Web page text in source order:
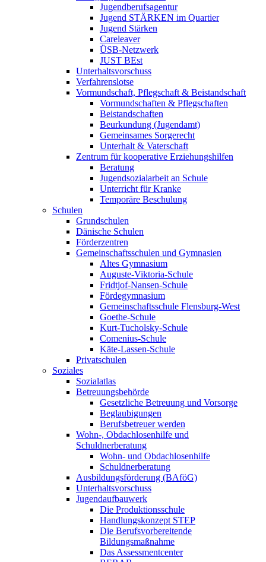
Jugendberufsagentur
Jugend STÄRKEN im Quartier
Jugend Stärken
Careleaver
ÜSB-Netzwerk
JUST BEst
Unterhaltsvorschuss
Verfahrenslotse
Vormundschaft, Pflegschaft & Beistandschaft
Vormundschaften & Pflegschaften
Beistandschaften
Beurkundung (Jugendamt)
Gemeinsames Sorgerecht
Unterhalt & Vaterschaft
Zentrum für kooperative Erziehungshilfen
Beratung
Jugendsozialarbeit an Schule
Unterricht für Kranke
Temporäre Beschulung
Schulen
Grundschulen
Dänische Schulen
Förderzentren
Gemeinschaftsschulen und Gymnasien
Altes Gymnasium
Auguste-Viktoria-Schule
Fridtjof-Nansen-Schule
Fördegymnasium
Gemeinschaftsschule Flensburg-West
Goethe-Schule
Kurt-Tucholsky-Schule
Comenius-Schule
Käte-Lassen-Schule
Privatschulen
Soziales
Sozialatlas
Betreuungsbehörde
Gesetzliche Betreuung und Vorsorge
Beglaubigungen
Berufsbetreuer werden
Wohn-, Obdachlosenhilfe und
Schuldnerberatung
Wohn- und Obdachlosenhilfe
Schuldnerberatung
Ausbildungsförderung (BAföG)
Unterhaltsvorschuss
Jugendaufbauwerk
Die Produktionsschule
Handlungskonzept STEP
Die Berufsvorbereitende
Bildungsmaßnahme
Das Assessmentcenter